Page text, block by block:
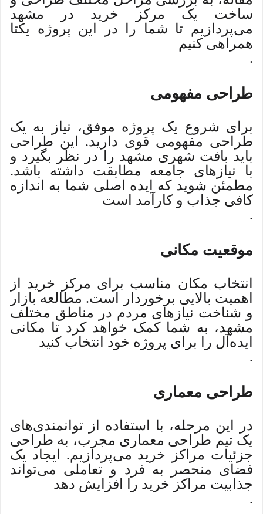
ساخت یک مرکز خرید در مشهد
می‌پردازیم تا شما را در این پروژه یکتا
همراهی کنیم
.
طراحی مفهومی
برای شروع یک پروژه موفق، نیاز به یک
طراحی مفهومی قوی دارید. این طراحی
باید بافت شهری مشهد را در نظر بگیرد و
با نیازهای جامعه مطابقت داشته باشد.
مطمئن شوید که ایده اصلی شما به اندازه
کافی جذاب و کارآمد است
.
موقعیت مکانی
انتخاب مکان مناسب برای مرکز خرید از
اهمیت بالایی برخوردار است. مطالعه بازار
و شناخت نیازهای مردم در مناطق مختلف
مشهد، به شما کمک خواهد کرد تا مکانی
ایده‌آل را برای پروژه خود انتخاب کنید
.
طراحی معماری
در این مرحله، با استفاده از توانمندی‌های
یک تیم طراحی معماری مجرب، به طراحی
جزئیات مراکز خرید می‌پردازیم. ایجاد یک
فضای منحصر به فرد و تعاملی می‌تواند
جذابیت مراکز خرید را افزایش دهد
.